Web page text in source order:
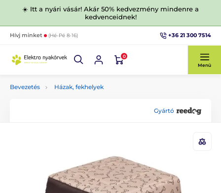
☀️ Itt a nyári vásár! Akár 50% kedvezmény mindenre a
kedvenceidnek!
Hívj minket (Hé-Pé 8-16) +36 21 300 7514
0
Menü
Bevezetés Házak, fekhelyek
Gyártó